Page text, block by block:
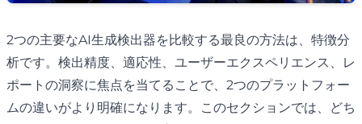
2つの主要なAI生成検出器を比較する最良の方法は、特徴分
析です。検出精度、適応性、ユーザーエクスペリエンス、レ
ポートの洞察に焦点を当てることで、2つのプラットフォー
ムの違いがより明確になります。このセクションでは、どち